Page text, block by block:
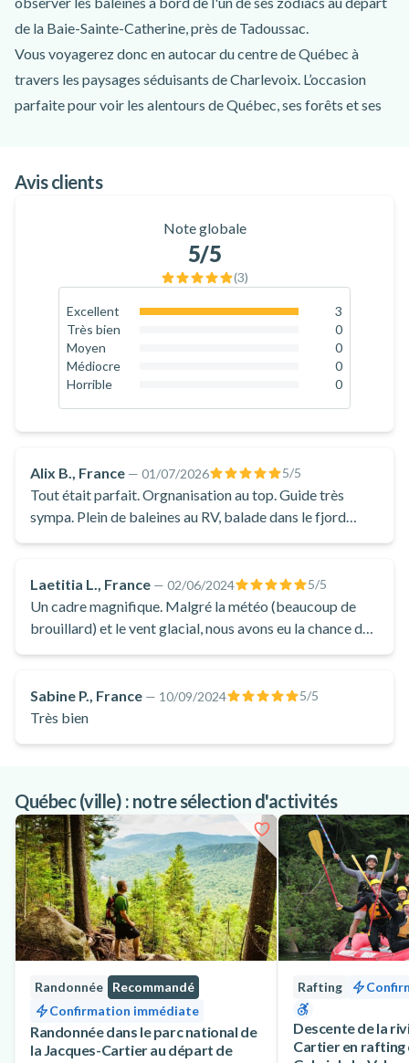
de la Baie-Sainte-Catherine, près de Tadoussac.
Vous voyagerez donc en autocar du centre de Québec à
travers les paysages séduisants de Charlevoix. L’occasion
parfaite pour voir les alentours de Québec, ses forêts et ses
est de venir à la rencontre des baleines. Elles parcourent des
gigantesque garde-manger naturel du parc marin du
Saguenay-Saint-Laurent, l'un des plus beaux sites
d'observation des baleines au monde.
Au cœur d'un environnement unique, votre capitaine-
naturaliste vous emmènera observer les baleines dans le
respect de la réglementation du parc marin du Saguenay-
Saint-Laurent avant de terminer l'aventure par une incursion
dans le majestueux fjord du Saguenay. Les espèces de
baleines que vous verrez le plus souvent sont le béluga, le
rorqual commun, le petit rorqual, la baleine bleue, la baleine à
bosse, le marsouin commun et le phoque gris.
Accessible à tous les âges, cette croisière a été pensée pour
offrir un maximum de confort. Le bateau dispose de vastes
exceptionnelles et pour ceux qui souhaitent se détendre et
profiter du moment, un bar-bistro à bord propose un choix
de boissons avec ou sans alcool ainsi qu’une sélection de
circonstance, le bateau comprend également un espace
entièrement couvert, permettant d’admirer ces paysages
spectaculaires quelles que soient les conditions
Cependant, sachez que si vous souhaitez une expérience plus
"sportive"la même activité est disponible à bord d'un zodiac
pour plus de proximité avec l'eau. Bien sûr, ce bateau n'est pas
le plus confortable (pas de toilettes, d'espace couvert ou de
cafétaria à bord) mais il convient à ceux qui cherchent une
véritable immersion dans l'environnement naturel du fjord.
Choisissez le confort et l'accessibilité en réservant cette
croisière en bateau sur le Saint-Laurent et partez observer les
baleines au départ de Québec !
Avis clients
Note globale
5/5
(3)
Excellent
3
Très bien
0
Moyen
0
Médiocre
0
Horrible
0
Alix B., France — 01/07/2026 5/5
Tout était parfait. Orgnanisation au top. Guide très
sympa. Plein de baleines au RV, balade dans le fjord
Laetitia L., France — 02/06/2024 5/5
Un cadre magnifique. Malgré la météo (beaucoup de
brouillard) et le vent glacial, nous avons eu la chance de
Sabine P., France — 10/09/2024 5/5
Très bien
Québec (ville) : notre sélection d'activités
Randonnée
Recommandé
Confirmation immédiate
Randonnée dans le parc national de
la Jacques-Cartier au départ de
Rafting
Descente de la
Cartier en rafting